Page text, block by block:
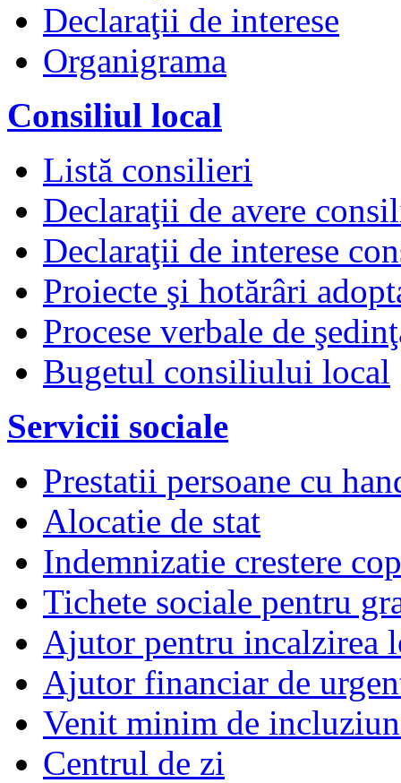
Declaraţii de interese
Organigrama
Consiliul local
Listă consilieri
Declaraţii de avere
Declaraţii de interese
Proiecte şi hotărâri
Procese verbale de
Bugetul consiliului local
Servicii sociale
Prestatii persoane cu
Alocatie de stat
Indemnizatie crestere
Tichete sociale pentru
Ajutor pentru incalzirea
Ajutor financiar de
Venit minim de
Centrul de zi